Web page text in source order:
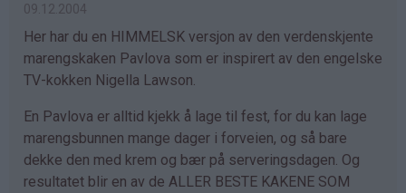
09.12.2004
Her har du en HIMMELSK versjon av den verdenskjente
marengskaken Pavlova som er inspirert av den engelske
TV-kokken Nigella Lawson.
En Pavlova er alltid kjekk å lage til fest, for du kan lage
marengsbunnen mange dager i forveien, og så bare
dekke den med krem og bær på serveringsdagen. Og
resultatet blir en av de ALLER BESTE KAKENE SOM